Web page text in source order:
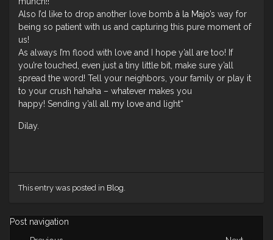
Also I’d like to drop another love bomb à la Majo’s way for
being so patient with us and capturing this pure moment of
us!
As always I’m flood with love and I hope y’all are too! If
you’re touched, even just a tiny little bit, make sure y’all
spread the word! Tell your neighbors, your family or play it
to your crush hahaha – whatever makes you
happy! Sending y’all all my love and light“
Dilay.
This entry was posted in Blog.
Post navigation